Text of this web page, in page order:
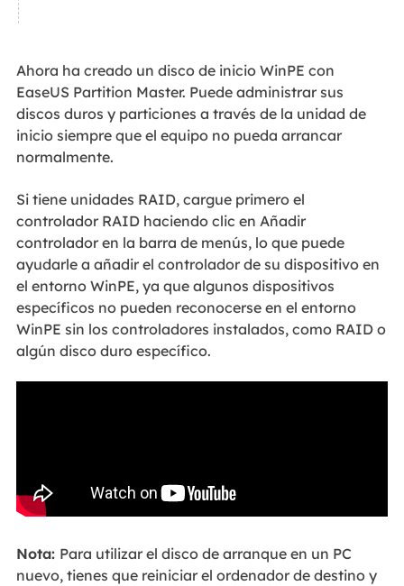
Ahora ha creado un disco de inicio WinPE con
EaseUS Partition Master. Puede administrar sus
discos duros y particiones a través de la unidad de
inicio siempre que el equipo no pueda arrancar
normalmente.
Si tiene unidades RAID, cargue primero el
controlador RAID haciendo clic en Añadir
controlador en la barra de menús, lo que puede
ayudarle a añadir el controlador de su dispositivo en
el entorno WinPE, ya que algunos dispositivos
específicos no pueden reconocerse en el entorno
WinPE sin los controladores instalados, como RAID o
algún disco duro específico.
Nota: Para utilizar el disco de arranque en un PC
nuevo, tienes que reiniciar el ordenador de destino y